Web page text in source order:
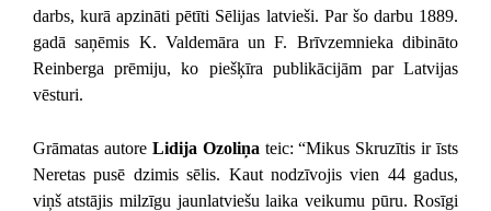
darbs, kurā apzināti pētīti Sēlijas latvieši. Par šo darbu 1889.
gadā saņēmis K. Valdemāra un F. Brīvzemnieka dibināto
Reinberga prēmiju, ko piešķīra publikācijām par Latvijas
vēsturi.
Grāmatas autore Lidija Ozoliņa teic: “Mikus Skruzītis ir īsts
Neretas pusē dzimis sēlis. Kaut nodzīvojis vien 44 gadus,
viņš atstājis milzīgu jaunlatviešu laika veikumu pūru. Rosīgi